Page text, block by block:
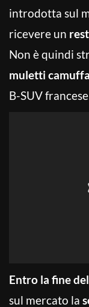
introdotta sul
ricevere un
Non è quindi
muletti
B-SUV
Entro la fine
sul mercato la